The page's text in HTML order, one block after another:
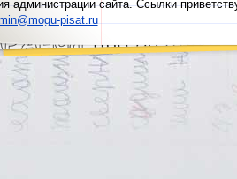
администрации сайта. Ссылки
pisat.ru